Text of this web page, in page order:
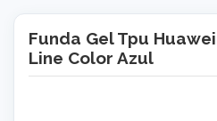
Funda Gel Tpu
Line Color Azul